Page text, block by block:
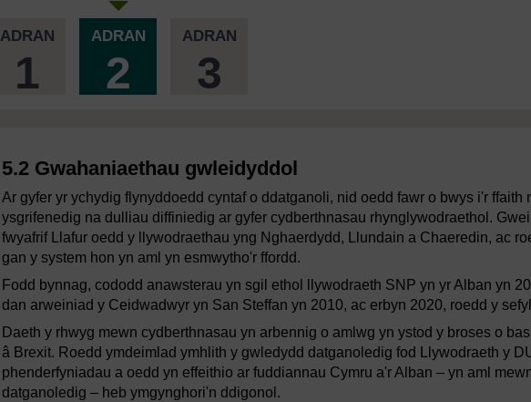
ADRAN
1
ADRAN
2
ADRAN
3
5.2 Gwahaniaethau gwleidyddol
Ar gyfer yr ychydig flynyddoedd cyntaf o ddatganoli, nid oedd fawr o bwys i'r ffaith
ysgrifenedig na dulliau diffiniedig ar gyfer cydberthnasau rhynglywodraethol.
fwyafrif Llafur oedd y llywodraethau yng Nghaerdydd, Llundain a Chaeredin, ac
gan y system hon yn aml yn esmwytho'r ffordd.
Fodd bynnag, cododd anawsterau yn sgil ethol llywodraeth SNP yn yr Alban yn
dan arweiniad y Ceidwadwyr yn San Steffan yn 2010, ac erbyn 2020, roedd y
Daeth y rhwyg mewn cydberthnasau yn arbennig o amlwg yn ystod y broses o
â Brexit. Roedd ymdeimlad ymhlith y gwledydd datganoledig fod Llywodraeth y
phenderfyniadau a oedd yn effeithio ar fuddiannau Cymru a'r Alban – yn aml
datganoledig – heb ymgynghori'n ddigonol.